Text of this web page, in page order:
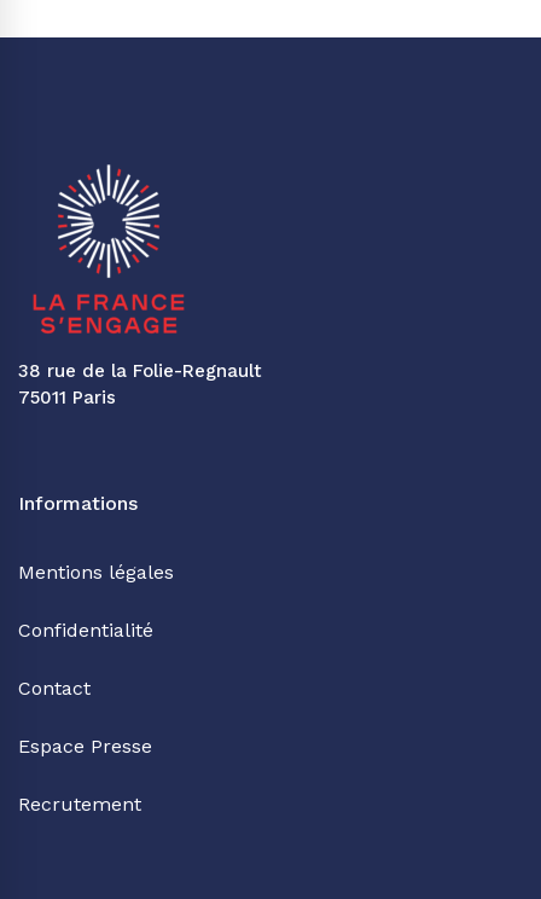
38 rue de la Folie-Regnault
75011 Paris
Informations
Mentions légales
Confidentialité
Contact
Espace Presse
Recrutement